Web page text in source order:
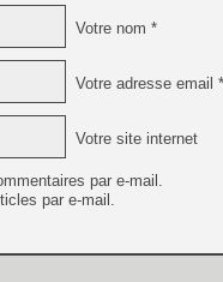
Votre nom *
Votre adresse email *
Votre site internet
par e-mail.
par e-mail.